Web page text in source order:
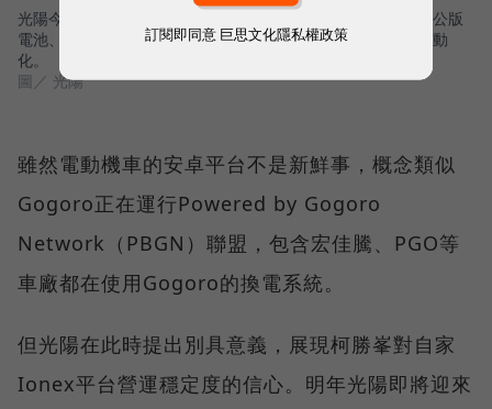
光陽今年在米蘭車展上宣布，打造「車電分離」平台，無論是公版
電池、能源交換站都能提供給潛在合作夥伴，加速二輪運具電動
化。
圖／ 光陽
雖然電動機車的安卓平台不是新鮮事，概念類似
Gogoro正在運行Powered by Gogoro
Network（PBGN）聯盟，包含宏佳騰、PGO等
車廠都在使用Gogoro的換電系統。
但光陽在此時提出別具意義，展現柯勝峯對自家
Ionex平台營運穩定度的信心。明年光陽即將迎來
訂閱即同意 巨思文化隱私權政策